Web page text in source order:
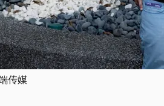
传媒